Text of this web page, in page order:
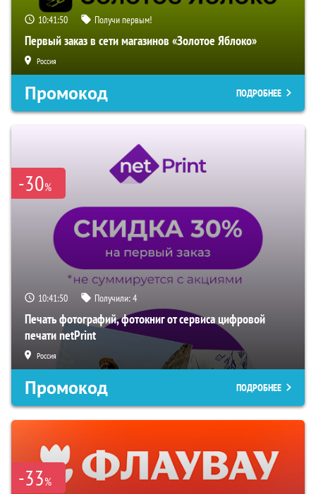
10:41:49 Получи первым!
Первый заказ в сети магазинов «Золотое Яблоко»
Россия
Промокод ПОДРОБНЕЕ
-30%
10:41:49 Получили:4
Печать фотографий, фотокниг от сервиса цифровой
печати netPrint
Россия
Промокод ПОДРОБНЕЕ
-33%